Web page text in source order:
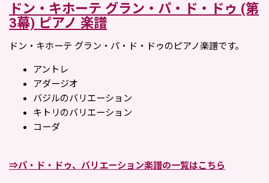
ドン・キホーテ グラン・パ・ド・ドゥ (第
3幕) ピアノ 楽譜
ドン・キホーテ グラン・パ・ド・ドゥのピアノ楽譜です。
アントレ
アダージオ
バジルのバリエーション
キトリのバリエーション
コーダ
⇒パ・ド・ドゥ、バリエーション楽譜の一覧はこちら